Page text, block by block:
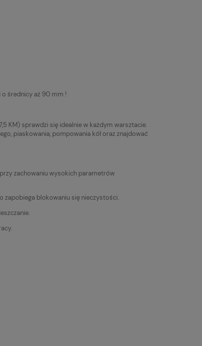
średnicy aż 90 mm !
KM) sprawdzi się idealnie w każdym warsztacie.
piaskowania, pompowania kół oraz znajdować
zachowaniu wysokich parametrów
zapobiega blokowaniu się nieczystości.